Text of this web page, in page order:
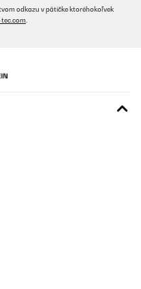
odkazu v pätičke ktoréhokoľvek